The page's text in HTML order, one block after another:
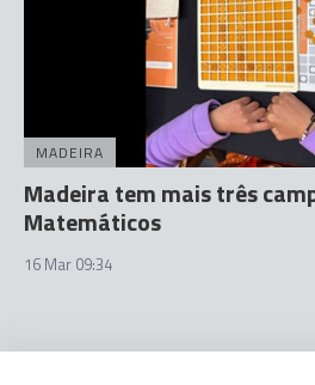
MADEIRA
Madeira tem mais três
Matemáticos
16 Mar 09:34